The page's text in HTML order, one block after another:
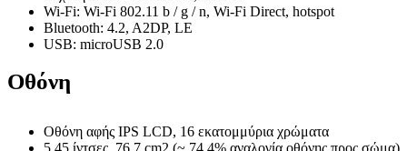
Wi-Fi: Wi-Fi 802.11 b / g / n, Wi-Fi Direct, hotspot
Bluetooth: 4.2, A2DP, LE
USB: microUSB 2.0
Οθόνη
Οθόνη αφής IPS LCD, 16 εκατομμύρια χρώματα
5.45 ίντσες, 76.7 cm2 (~ 74.4% αναλογία οθόνης προς σώμα)